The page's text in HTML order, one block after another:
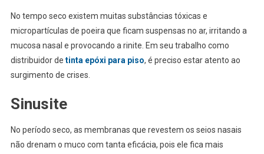
No tempo seco existem muitas substâncias tóxicas e
micropartículas de poeira que ficam suspensas no ar, irritando a
mucosa nasal e provocando a rinite. Em seu trabalho como
distribuidor de tinta epóxi para piso, é preciso estar atento ao
surgimento de crises.
Sinusite
No período seco, as membranas que revestem os seios nasais
não drenam o muco com tanta eficácia, pois ele fica mais